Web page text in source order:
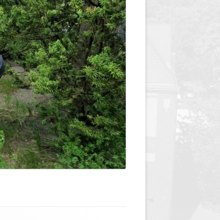
Jednodniówka z okazji 85-lecia
Jednodniówka z okazji 99-lecia
Galeria zdjęć od 1930 roku